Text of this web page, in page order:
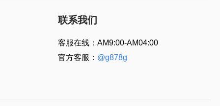
联系我们
客服在线：AM9:00-AM04:00
官方客服： @g878g